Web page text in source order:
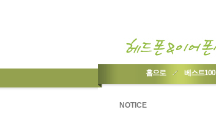
홈으로 베스트100
NOTICE